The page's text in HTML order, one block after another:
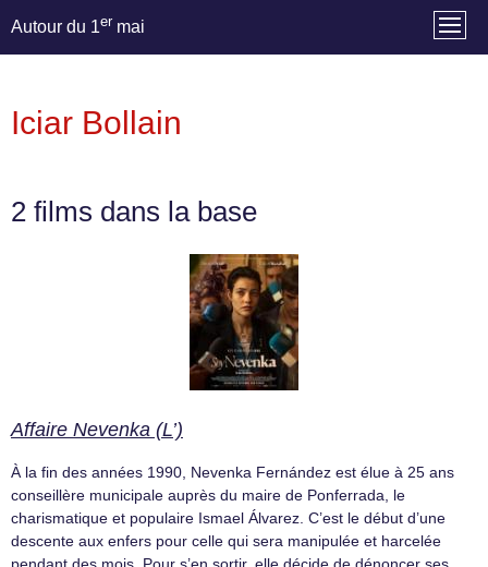
Autour du 1er mai
Iciar Bollain
2 films dans la base
Affaire Nevenka (L’)
À la fin des années 1990, Nevenka Fernández est élue à 25 ans
conseillère municipale auprès du maire de Ponferrada, le
charismatique et populaire Ismael Álvarez. C’est le début d’une
descente aux enfers pour celle qui sera manipulée et harcelée